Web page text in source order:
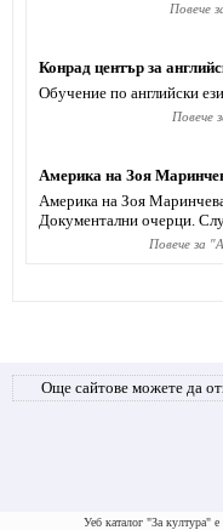
Повече
Конрад център за
Обучение по английски
Повече
Америка на Зоя
Америка на Зоя
Документални очерци.
Повече за "
Още сайтове можете да
Уеб каталог "За